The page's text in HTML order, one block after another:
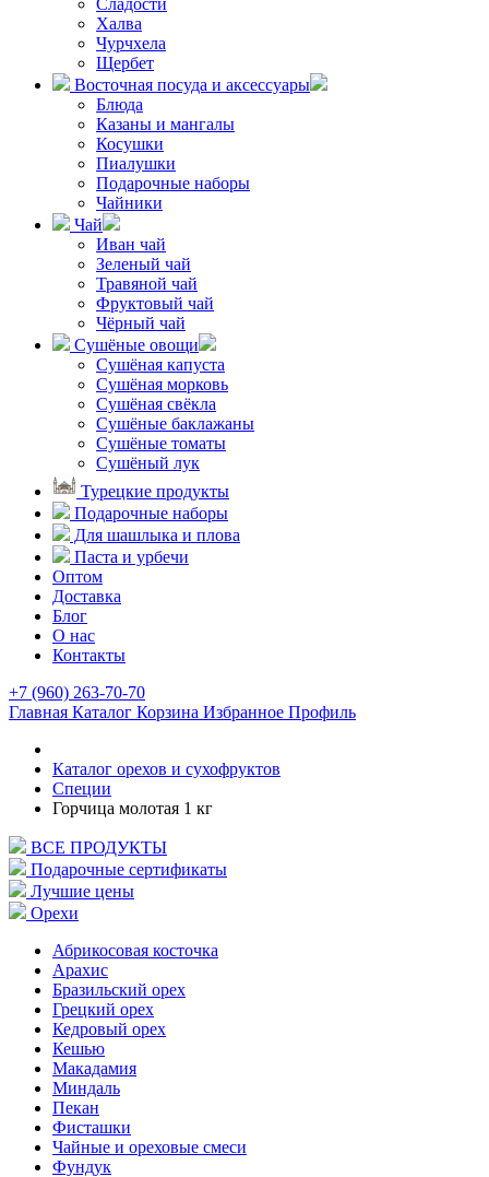
Сладости
Халва
Чурчхела
Щербет
Восточная посуда и аксессуары
Блюда
Казаны и мангалы
Косушки
Пиалушки
Подарочные наборы
Чайники
Чай
Иван чай
Зеленый чай
Травяной чай
Фруктовый чай
Чёрный чай
Сушёные овощи
Сушёная капуста
Сушёная морковь
Сушёная свёкла
Сушёные баклажаны
Сушёные томаты
Сушёный лук
Турецкие продукты
Подарочные наборы
Для шашлыка и плова
Паста и урбечи
Оптом
Доставка
Блог
О нас
Контакты
+7 (960) 263-70-70
Главная Каталог Корзина Избранное Профиль
Каталог орехов и сухофруктов
Специи
Горчица молотая 1 кг
ВСЕ ПРОДУКТЫ
Подарочные сертификаты
Лучшие цены
Орехи
Абрикосовая косточка
Арахис
Бразильский орех
Грецкий орех
Кедровый орех
Кешью
Макадамия
Миндаль
Пекан
Фисташки
Чайные и ореховые смеси
Фундук